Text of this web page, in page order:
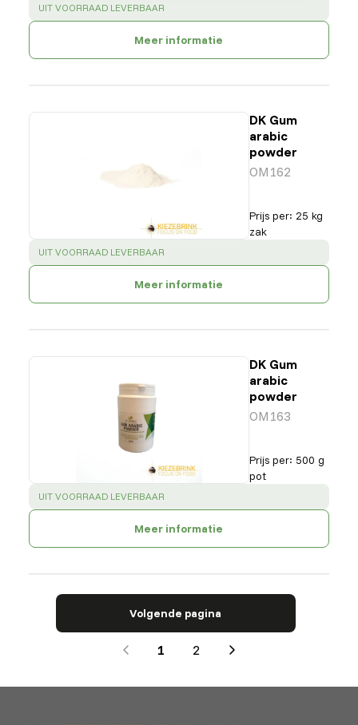
SUCCESS:
UIT VOORRAAD LEVERBAAR
Meer informatie
DK Gum
arabic
powder
OM162
Prijs per: 25 kg
zak
SUCCESS:
UIT VOORRAAD LEVERBAAR
Meer informatie
DK Gum
arabic
powder
OM163
Prijs per: 500 g
pot
SUCCESS:
UIT VOORRAAD LEVERBAAR
Meer informatie
Volgende pagina
1 2
Next